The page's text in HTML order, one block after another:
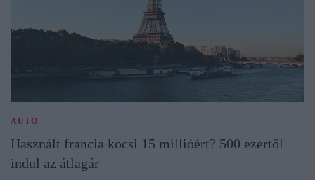
AUTÓ
Használt francia kocsi 15 millióért? 500 ezertől
indul az átlagár